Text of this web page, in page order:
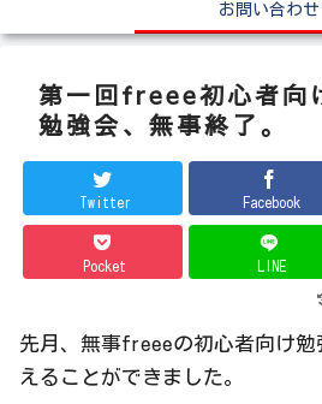
お問い合わせ
第一回freee初心者向
勉強会、無事終了。
Twitter Facebook
Pocket LINE
先月、無事freeeの初心者向け勉
えることができました。